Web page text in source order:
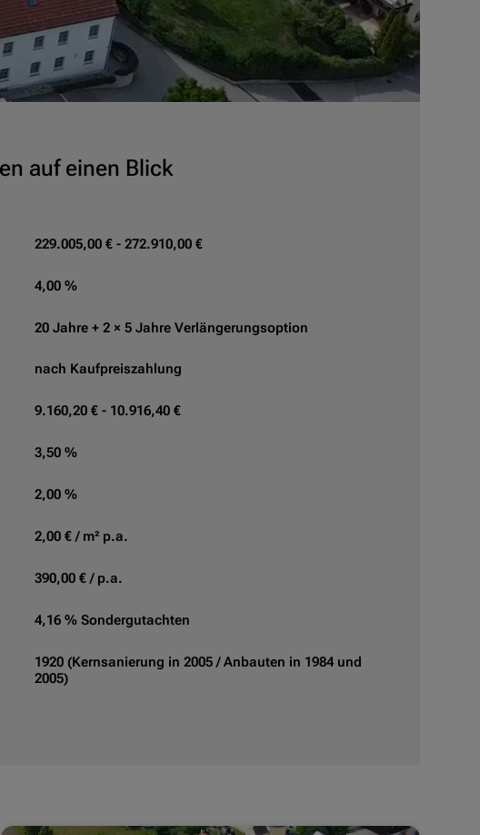
auf einen Blick
229.005,00 € - 272.910,00 €
4,00 %
20 Jahre + 2 × 5 Jahre Verlängerungsoption
nach Kaufpreiszahlung
9.160,20 € - 10.916,40 €
3,50 %
2,00 %
2,00 € / m² p.a.
390,00 € / p.a.
4,16 % Sondergutachten
1920 (Kernsanierung in 2005 / Anbauten in 1984 und
2005)